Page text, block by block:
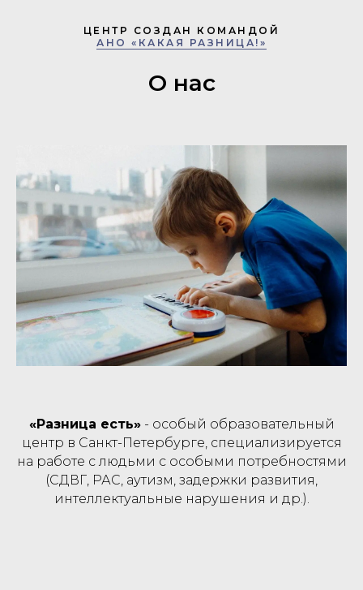
ЦЕНТР СОЗДАН КОМАНДОЙ
АНО «КАКАЯ РАЗНИЦА!»
О нас
«Разница есть»- особый образовательный
центр в Санкт-Петербурге, специализируется
на работе с людьми с особыми потребностями
(СДВГ, РАС, аутизм, задержки развития,
интеллектуальные нарушения и др.).